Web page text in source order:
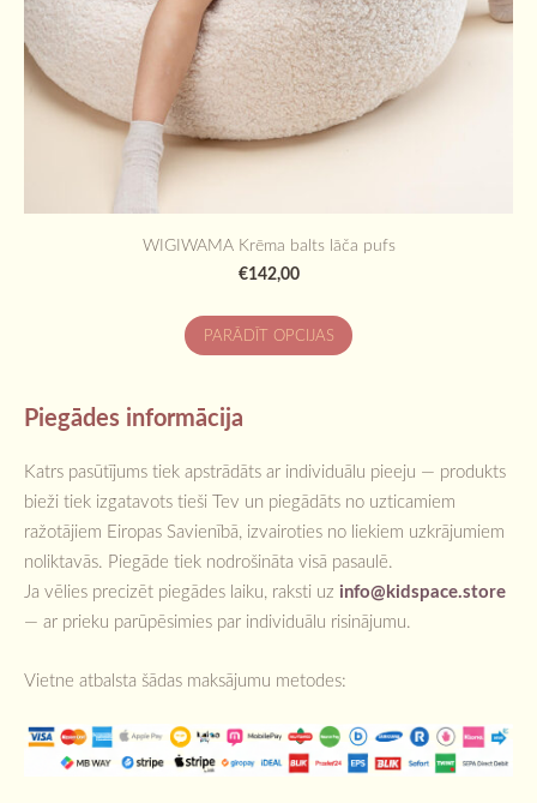
Piegādes informācija
Katrs pasūtījums tiek apstrādāts ar individuālu pieeju — produkts
bieži tiek izgatavots tieši Tev un piegādāts no uzticamiem
ražotājiem Eiropas Savienībā, izvairoties no liekiem uzkrājumiem
noliktavās. Piegāde tiek nodrošināta visā pasaulē.
Ja vēlies precizēt piegādes laiku, raksti uz info@kidspace.store
— ar prieku parūpēsimies par individuālu risinājumu.
Vietne atbalsta šādas maksājumu metodes:
WIGIWAMA Krēma balts lāča pufs
€142,00
PARĀDĪT OPCIJAS